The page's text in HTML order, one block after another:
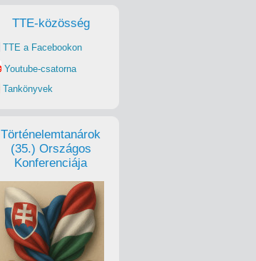
TTE-közösség
TTE a Facebookon
Youtube-csatorna
Tankönyvek
Történelemtanárok
(35.) Országos
Konferenciája